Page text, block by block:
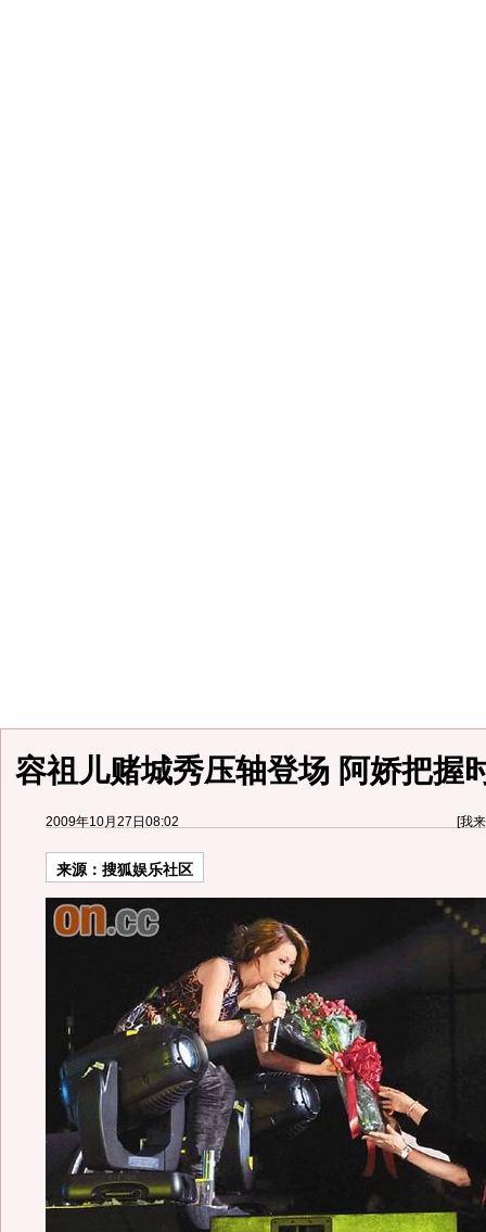
容祖儿赌城秀压轴登场 阿娇把握
2009年10月27日08:02 [我
来源： 搜狐娱乐社区